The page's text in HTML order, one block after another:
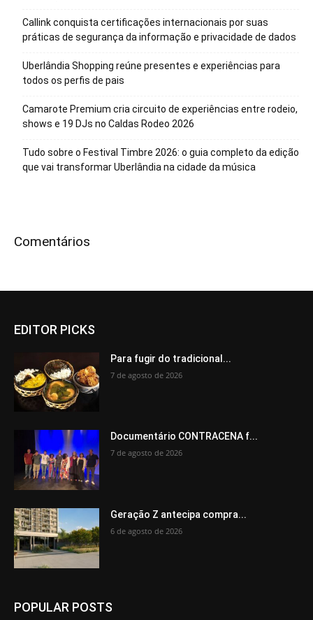
Callink conquista certificações internacionais por suas
práticas de segurança da informação e privacidade de dados
Uberlândia Shopping reúne presentes e experiências para
todos os perfis de pais
Camarote Premium cria circuito de experiências entre rodeio,
shows e 19 DJs no Caldas Rodeo 2026
Tudo sobre o Festival Timbre 2026: o guia completo da edição
que vai transformar Uberlândia na cidade da música
Comentários
EDITOR PICKS
Para fugir do tradicional...
7 de agosto de 2026
Documentário CONTRACENA f...
7 de agosto de 2026
Geração Z antecipa compra...
6 de agosto de 2026
POPULAR POSTS